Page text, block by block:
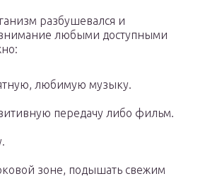
разбушевался и
любыми доступными
любимую музыку.
передачу либо фильм.
зоне, подышать свежим